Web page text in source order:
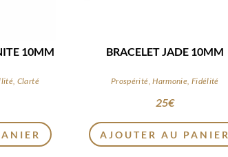
10MM
Clarté
BRACELET JADE 10MM
Prospérité, Harmonie, Fidélité
25€
AJOUTER AU PANIER